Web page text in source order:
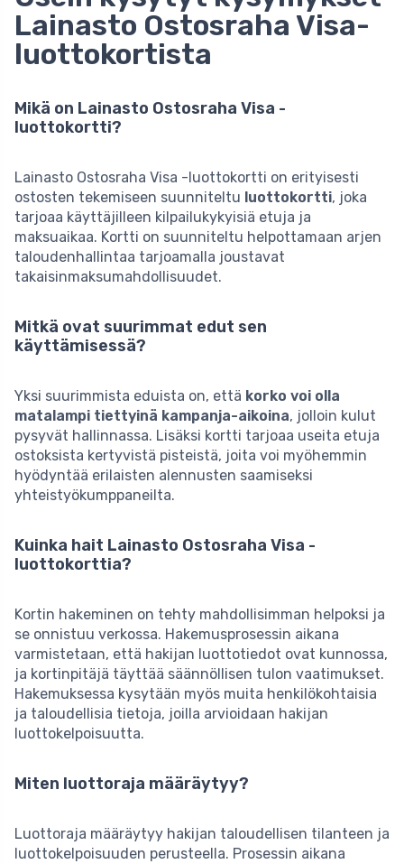
Lainasto Ostosraha Visa-
luottokortista
Mikä on Lainasto Ostosraha Visa ­-
luottokortti?
Lainasto Ostosraha Visa ­­-luottokortti on erityisesti
ostosten tekemiseen suunniteltu luottokortti, joka
tarjoaa käyttäjilleen kilpailukykyisiä etuja ja
maksuaikaa. Kortti on suunniteltu helpottamaan arjen
taloudenhallintaa tarjoamalla joustavat
takaisinmaksumahdollisuudet.
Mitkä ovat suurimmat edut sen
käyttämisessä?
Yksi suurimmista eduista on, että korko voi olla
matalampi tiettyinä kampanja-aikoina, jolloin kulut
pysyvät hallinnassa. Lisäksi kortti tarjoaa useita etuja
ostoksista kertyvistä pisteistä, joita voi myöhemmin
hyödyntää erilaisten alennusten saamiseksi
yhteistyökumppaneilta.
Kuinka hait Lainasto Ostosraha Visa ­-
luottokorttia?
Kortin hakeminen on tehty mahdollisimman helpoksi ja
se onnistuu verkossa. Hakemusprosessin aikana
varmistetaan, että hakijan luottotiedot ovat kunnossa,
ja kortinpitäjä täyttää säännöllisen tulon vaatimukset.
Hakemuksessa kysytään myös muita henkilökohtaisia
ja taloudellisia tietoja, joilla arvioidaan hakijan
luottokelpoisuutta.
Miten luottoraja määräytyy?
Luottoraja määräytyy hakijan taloudellisen tilanteen ja
luottokelpoisuuden perusteella. Prosessin aikana